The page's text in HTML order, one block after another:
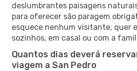
deslumbrantes paisagens
para oferecer são paragem
esquece nenhum visitante, quer
sozinhos, em casal ou com a
Quantos dias deverá
viagem a San Pedro